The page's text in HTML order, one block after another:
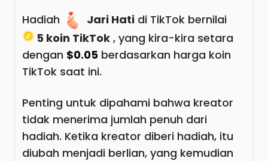
Hadiah Jari Hati di TikTok bernilai
5 koin TikTok , yang kira-kira setara
dengan $0.05 berdasarkan harga koin
TikTok saat ini.
Penting untuk dipahami bahwa kreator
tidak menerima jumlah penuh dari
hadiah. Ketika kreator diberi hadiah, itu
diubah menjadi berlian, yang kemudian